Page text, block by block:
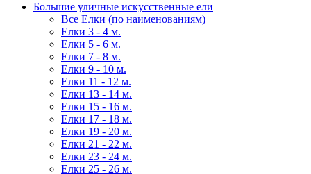
Большие уличные искусственные ели
Все Елки (по наименованиям)
Елки 3 - 4 м.
Елки 5 - 6 м.
Елки 7 - 8 м.
Елки 9 - 10 м.
Елки 11 - 12 м.
Елки 13 - 14 м.
Елки 15 - 16 м.
Елки 17 - 18 м.
Елки 19 - 20 м.
Елки 21 - 22 м.
Елки 23 - 24 м.
Елки 25 - 26 м.